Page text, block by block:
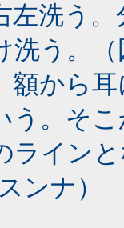
左洗う
洗う。
額から
う。そ
ライン
ンナ）